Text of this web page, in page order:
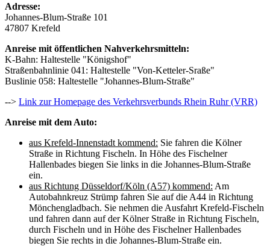
Adresse:
Johannes-Blum-Straße 101
47807 Krefeld
Anreise mit öffentlichen Nahverkehrsmitteln:
K-Bahn: Haltestelle "Königshof"
Straßenbahnlinie 041: Haltestelle "Von-Ketteler-Sraße"
Buslinie 058: Haltestelle "Johannes-Blum-Straße"
--> Link zur Homepage des Verkehrsverbunds Rhein Ruhr (VRR)
Anreise mit dem Auto:
aus Krefeld-Innenstadt kommend: Sie fahren die Kölner
Straße in Richtung Fischeln. In Höhe des Fischelner
Hallenbades biegen Sie links in die Johannes-Blum-Straße
ein.
aus Richtung Düsseldorf/Köln (A57) kommend: Am
Autobahnkreuz Strümp fahren Sie auf die A44 in Richtung
Mönchengladbach. Sie nehmen die Ausfahrt Krefeld-Fischeln
und fahren dann auf der Kölner Straße in Richtung Fischeln,
durch Fischeln und in Höhe des Fischelner Hallenbades
biegen Sie rechts in die Johannes-Blum-Straße ein.